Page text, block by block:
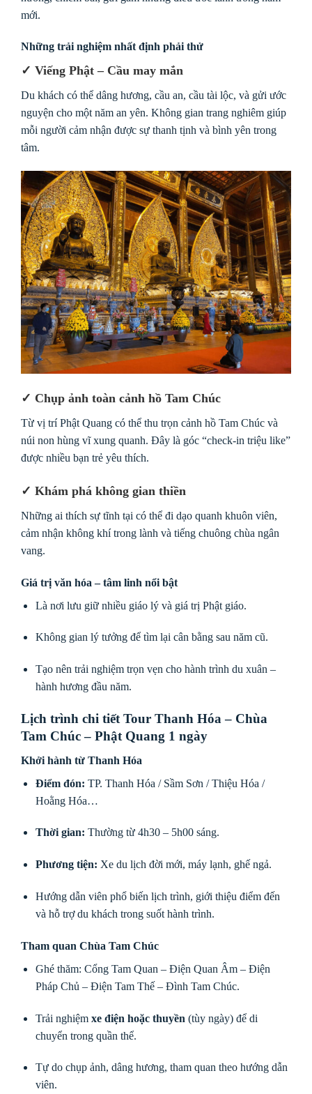
mới.
Những trải nghiệm nhất định phải thử
✓ Viếng Phật – Cầu may mắn
Du khách có thể dâng hương, cầu an, cầu tài lộc, và gửi ước
nguyện cho một năm an yên. Không gian trang nghiêm giúp
mỗi người cảm nhận được sự thanh tịnh và bình yên trong
tâm.
✓ Chụp ảnh toàn cảnh hồ Tam Chúc
Từ vị trí Phật Quang có thể thu trọn cảnh hồ Tam Chúc và
núi non hùng vĩ xung quanh. Đây là góc “check-in triệu like”
được nhiều bạn trẻ yêu thích.
✓ Khám phá không gian thiền
Những ai thích sự tĩnh tại có thể đi dạo quanh khuôn viên,
cảm nhận không khí trong lành và tiếng chuông chùa ngân
vang.
Giá trị văn hóa – tâm linh nổi bật
Là nơi lưu giữ nhiều giáo lý và giá trị Phật giáo.
Không gian lý tưởng để tìm lại cân bằng sau năm cũ.
Tạo nên trải nghiệm trọn vẹn cho hành trình du xuân –
hành hương đầu năm.
Lịch trình chi tiết Tour Thanh Hóa – Chùa
Tam Chúc – Phật Quang 1 ngày
Khởi hành từ Thanh Hóa
Điểm đón: TP. Thanh Hóa / Sầm Sơn / Thiệu Hóa /
Hoằng Hóa…
Thời gian: Thường từ 4h30 – 5h00 sáng.
Phương tiện: Xe du lịch đời mới, máy lạnh, ghế ngả.
Hướng dẫn viên phổ biến lịch trình, giới thiệu điểm đến
và hỗ trợ du khách trong suốt hành trình.
Tham quan Chùa Tam Chúc
Ghé thăm: Cổng Tam Quan – Điện Quan Âm – Điện
Pháp Chủ – Điện Tam Thế – Đình Tam Chúc.
Trải nghiệm xe điện hoặc thuyền (tùy ngày) để di
chuyển trong quần thể.
Tự do chụp ảnh, dâng hương, tham quan theo hướng dẫn
viên.